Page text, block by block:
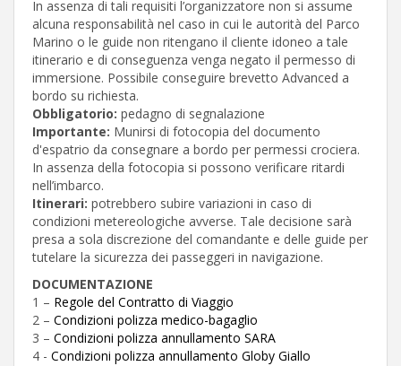
In assenza di tali requisiti l’organizzatore non si assume
alcuna responsabilità nel caso in cui le autorità del Parco
Marino o le guide non ritengano il cliente idoneo a tale
itinerario e di conseguenza venga negato il permesso di
immersione. Possibile conseguire brevetto Advanced a
bordo su richiesta.
Obbligatorio: pedagno di segnalazione
Importante: Munirsi di fotocopia del documento
d'espatrio da consegnare a bordo per permessi crociera.
In assenza della fotocopia si possono verificare ritardi
nell’imbarco.
Itinerari: potrebbero subire variazioni in caso di
condizioni metereologiche avverse. Tale decisione sarà
presa a sola discrezione del comandante e delle guide per
tutelare la sicurezza dei passeggeri in navigazione.
DOCUMENTAZIONE
1 – Regole del Contratto di Viaggio
2 – Condizioni polizza medico-bagaglio
3 – Condizioni polizza annullamento SARA
4 - Condizioni polizza annullamento Globy Giallo